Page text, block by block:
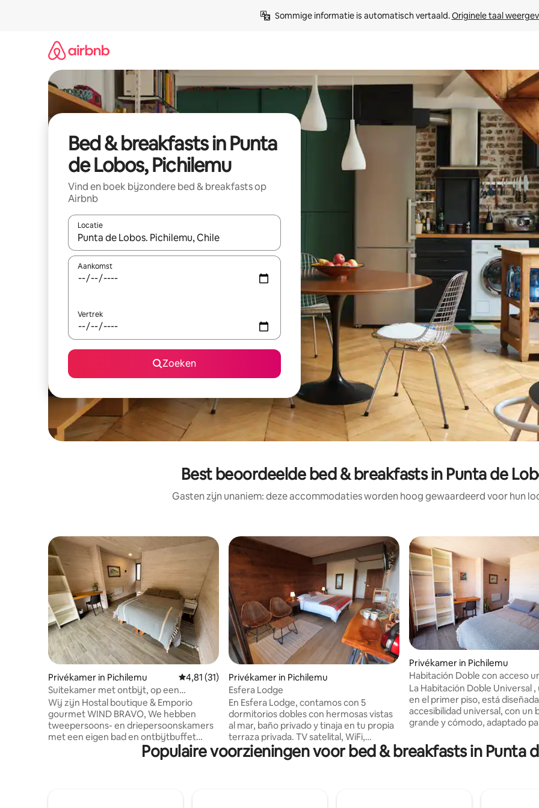
Sommige informatie is automatisch vertaald. Originele taal
Bed & breakfasts in Punta
de Lobos, Pichilemu
Vind en boek bijzondere bed & breakfasts op
Airbnb
Locatie
Wanneer er resultaten beschikbaar zijn, maak je een keuze met je de pijltjestoetsen omhoog en omlaag, óf door te
Aankomst
Vertrek
Zoeken
Best beoordeelde bed & breakfasts in Punta de
Gasten zijn unaniem: deze accommodaties worden hoog gewaardeerd voor hun
Privékamer in Pichilemu Gemiddelde beoordeling van 4,81 op 5, 31 recensies
4,81 (31)
Suitekamer met ontbijt, op een
steenworp afstand van het strand
Wij zijn Hostal boutique & Emporio
gourmet WIND BRAVO, We hebben
tweepersoons- en driepersoonskamers
met een eigen bad en ontbijtbuffet
inbegrepen. We hebben ook fietsen,
kajaks, planken, planken, pakken,
Privékamer in Pichilemu
Esfera Lodge
En Esfera Lodge, contamos con 5
dormitorios dobles con hermosas vistas
al mar, baño privado y tinaja en tu propia
terraza privada. TV satelital, WiFi,
minibar, copas, vasos, vajilla e incluye
desayuno. A 50 metros está la salida
Privékamer in Pichilemu
Habitación Doble con acceso
La Habitación Doble Universal ,
en el primer piso, está
accesibilidad universal, con un
grande y cómodo, adaptado
equipada con un escritorio,
balcón con vistas al patio del
Populaire voorzieningen voor bed & breakfasts in Punta